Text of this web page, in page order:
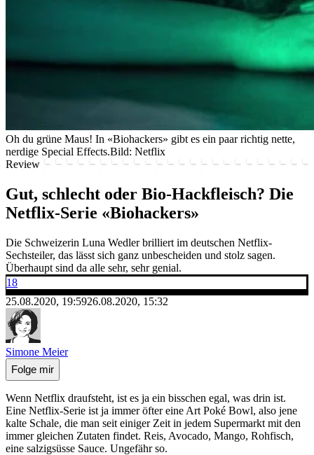
Oh du grüne Maus! In «Biohackers» gibt es ein paar richtig nette,
nerdige Special Effects.Bild: Netflix
Review
Gut, schlecht oder Bio-Hackfleisch? Die
Netflix-Serie «Biohackers»
Die Schweizerin Luna Wedler brilliert im deutschen Netflix-
Sechsteiler, das lässt sich ganz unbescheiden und stolz sagen.
Überhaupt sind da alle sehr, sehr genial.
18
25.08.2020, 19:5926.08.2020, 15:32
Simone Meier
Folge mir
Wenn Netflix draufsteht, ist es ja ein bisschen egal, was drin ist.
Eine Netflix-Serie ist ja immer öfter eine Art Poké Bowl, also jene
kalte Schale, die man seit einiger Zeit in jedem Supermarkt mit den
immer gleichen Zutaten findet. Reis, Avocado, Mango, Rohfisch,
eine salzigsüsse Sauce. Ungefähr so.